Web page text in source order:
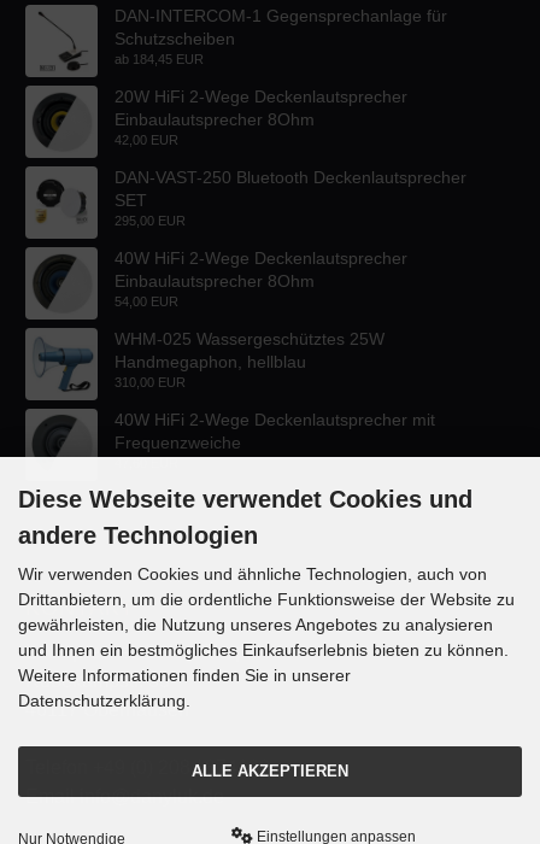
DAN-INTERCOM-1 Gegensprechanlage für
Schutzscheiben
ab 184,45 EUR
20W HiFi 2-Wege Deckenlautsprecher
Einbaulautsprecher 8Ohm
42,00 EUR
DAN-VAST-250 Bluetooth Deckenlautsprecher
SET
295,00 EUR
40W HiFi 2-Wege Deckenlautsprecher
Einbaulautsprecher 8Ohm
54,00 EUR
WHM-025 Wassergeschütztes 25W
Handmegaphon, hellblau
310,00 EUR
40W HiFi 2-Wege Deckenlautsprecher mit
Frequenzweiche
KONTAKT
Lautsprecher-OnlineShop.de
Rübekampstr. 35
46117 Oberhausen
Telefon +49 (0) 208 / 874188
Email info@danyluk.de
Diese Webseite verwendet Cookies und
andere Technologien
Wir verwenden Cookies und ähnliche Technologien, auch von
Drittanbietern, um die ordentliche Funktionsweise der Website zu
gewährleisten, die Nutzung unseres Angebotes zu analysieren
und Ihnen ein bestmögliches Einkaufserlebnis bieten zu können.
Weitere Informationen finden Sie in unserer
Datenschutzerklärung.
ALLE AKZEPTIEREN
Nur Notwendige Einstellungen anpassen